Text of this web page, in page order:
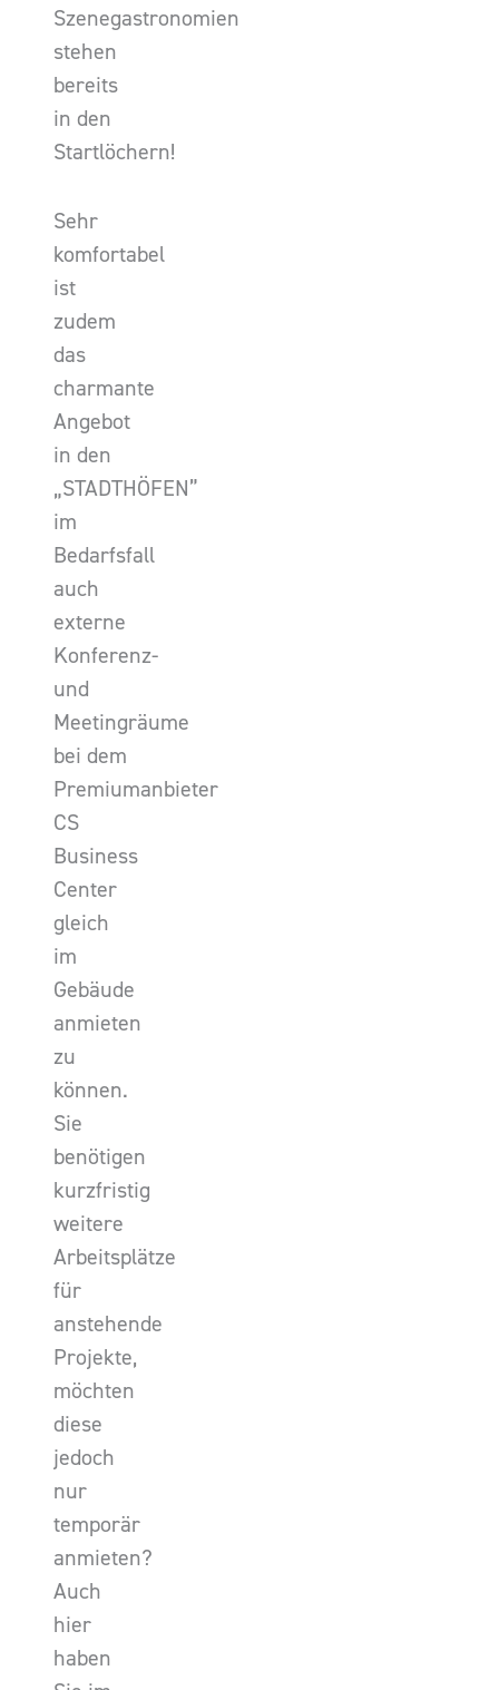
Szenegastronomien
stehen
bereits
in den
Startlöchern!
Sehr
komfortabel
ist
zudem
das
charmante
Angebot
in den
„STADTHÖFEN”
im
Bedarfsfall
auch
externe
Konferenz-
und
Meetingräume
bei dem
Premiumanbieter
CS
Business
Center
gleich
im
Gebäude
anmieten
zu
können.
Sie
benötigen
kurzfristig
weitere
Arbeitsplätze
für
anstehende
Projekte,
möchten
diese
jedoch
nur
temporär
anmieten?
Auch
hier
haben